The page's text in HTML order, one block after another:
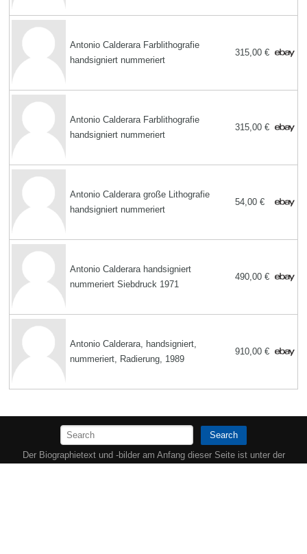
Antonio Calderara Farblithografie
handsigniert nummeriert
315,00 €
Antonio Calderara Farblithografie
handsigniert nummeriert
315,00 €
Antonio Calderara große Lithografie
handsigniert nummeriert
54,00 €
Antonio Calderara handsigniert
nummeriert Siebdruck 1971
490,00 €
Antonio Calderara, handsigniert,
nummeriert, Radierung, 1989
910,00 €
Search
Der Biographietext und -bilder am Anfang dieser Seite ist unter der